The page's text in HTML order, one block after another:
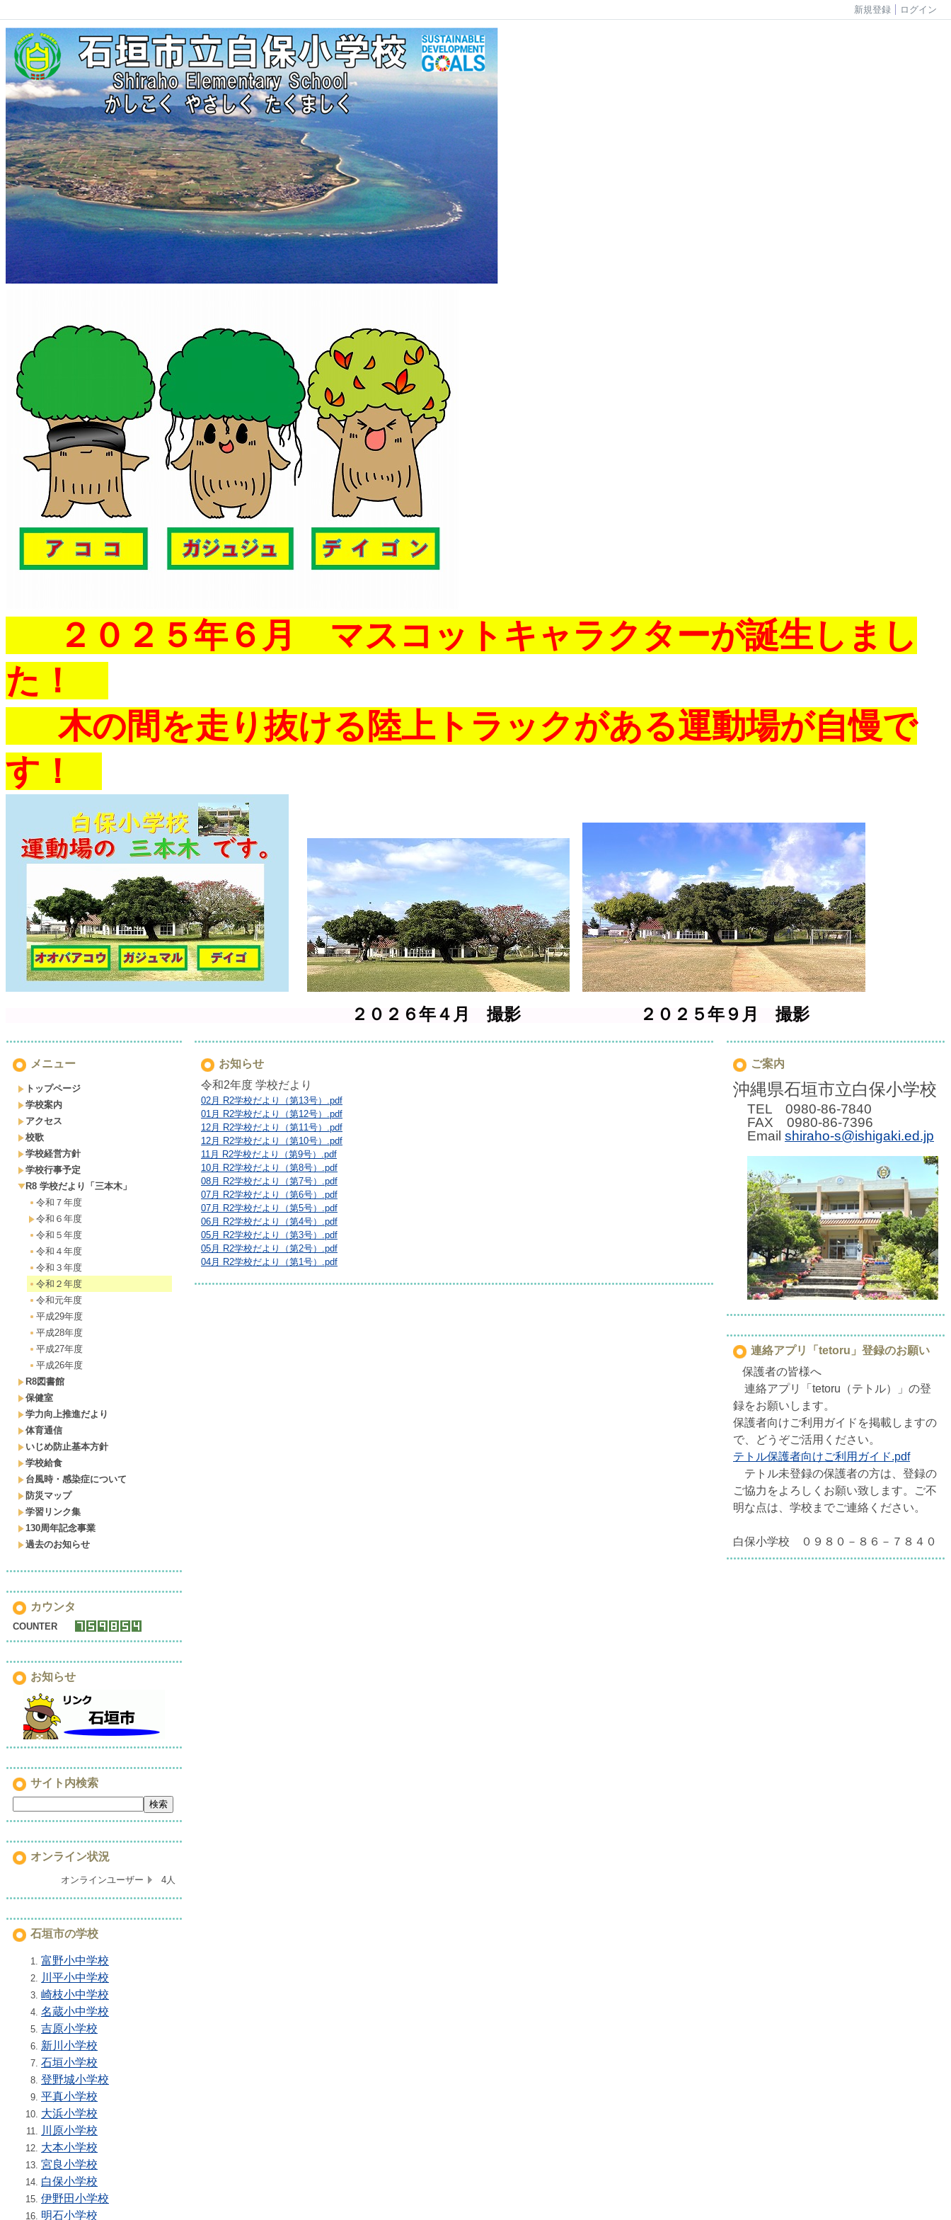
新規登録 ログイン
２０２５年６月 マスコットキャラクターが誕生しまし
た！
木の間を走り抜ける陸上トラックがある運動場が自慢で
す！
２０２６年４月 撮影 ２０２５年９月 撮影
メニュー
トップページ
学校案内
アクセス
校歌
学校経営方針
学校行事予定
R8 学校だより「三本木」
令和７年度
令和６年度
令和５年度
令和４年度
令和３年度
令和２年度
令和元年度
平成29年度
平成28年度
平成27年度
平成26年度
R8図書館
保健室
学力向上推進だより
体育通信
いじめ防止基本方針
学校給食
台風時・感染症について
防災マップ
学習リンク集
130周年記念事業
過去のお知らせ
カウンタ
COUNTER
お知らせ
サイト内検索
オンライン状況
オンラインユーザー 4人
石垣市の学校
富野小中学校
川平小中学校
崎枝小中学校
名蔵小中学校
吉原小学校
新川小学校
石垣小学校
登野城小学校
平真小学校
大浜小学校
川原小学校
大本小学校
宮良小学校
白保小学校
伊野田小学校
明石小学校
お知らせ
令和2年度 学校だより
02月 R2学校だより（第13号）.pdf
01月 R2学校だより（第12号）.pdf
12月 R2学校だより（第11号）.pdf
12月 R2学校だより（第10号）.pdf
11月 R2学校だより（第9号）.pdf
10月 R2学校だより（第8号）.pdf
08月 R2学校だより（第7号）.pdf
07月 R2学校だより（第6号）.pdf
07月 R2学校だより（第5号）.pdf
06月 R2学校だより（第4号）.pdf
05月 R2学校だより（第3号）.pdf
05月 R2学校だより（第2号）.pdf
04月 R2学校だより（第1号）.pdf
ご案内
沖縄県石垣市立白保小学校
TEL 0980-86-7840
FAX 0980-86-7396
Email shiraho-s@ishigaki.ed.jp
連絡アプリ「tetoru」登録のお願い
保護者の皆様へ
連絡アプリ「tetoru（テトル）」の登
録をお願いします。
保護者向けご利用ガイドを掲載しますの
で、どうぞご活用ください。
テトル保護者向けご利用ガイド.pdf
テトル未登録の保護者の方は、登録の
ご協力をよろしくお願い致します。ご不
明な点は、学校までご連絡ください。
白保小学校 ０９８０－８６－７８４０